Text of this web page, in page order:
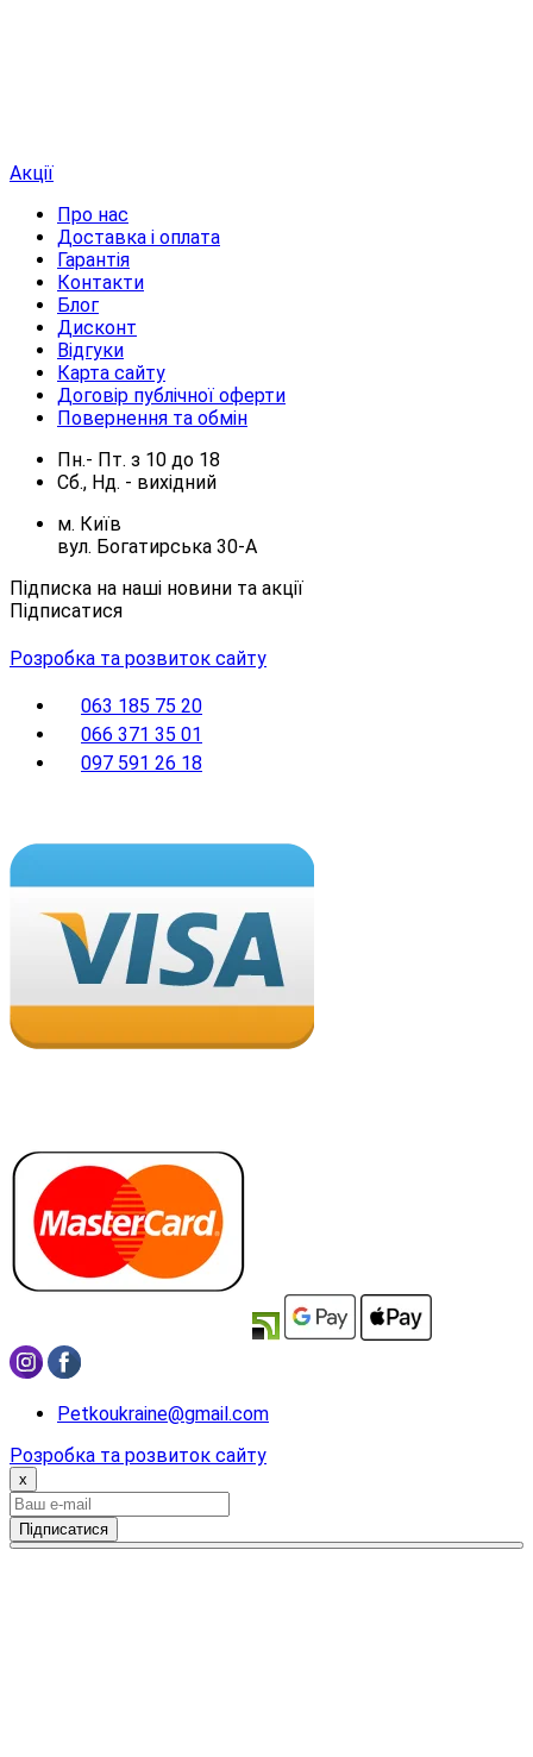
Акції
Про нас
Доставка і оплата
Гарантія
Контакти
Блог
Дисконт
Відгуки
Карта сайту
Договір публічної оферти
Повернення та обмін
Пн.- Пт. з 10 до 18
Сб., Нд. - вихідний
м. Київ
вул. Богатирська 30-А
Підписка на наші новини та акції
Підписатися
Розробка та розвиток сайту
063 185 75 20
066 371 35 01
097 591 26 18
Petkoukraine@gmail.com
Розробка та розвиток сайту
x